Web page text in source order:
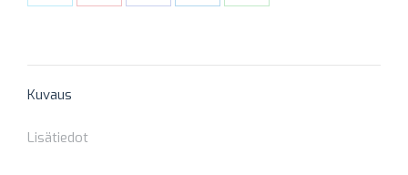
Share Share Share Share Share
Kuvaus
Lisätiedot